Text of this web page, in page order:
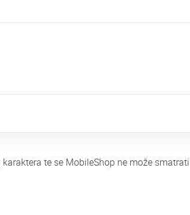
te se MobileShop ne može